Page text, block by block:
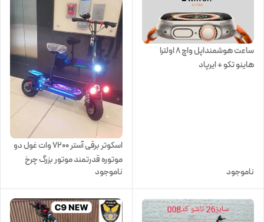
ساعت هوشمنداپل واچ ۸ اولترا
هاینو تکو + ایرپاد
ناموجود
اسکوتر برقی آستر 7200 وات غول دو
موتوره قدرتمند موتور بزرگ چرخ
بزرگ
ناموجود